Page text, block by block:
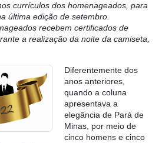
currículos dos homenageados, para
última edição de setembro.
recebem certificados de
a realização da noite da camiseta,
Diferentemente dos
anos anteriores,
quando a coluna
apresentava a
elegância de Pará de
Minas, por meio de
cinco homens e cinco